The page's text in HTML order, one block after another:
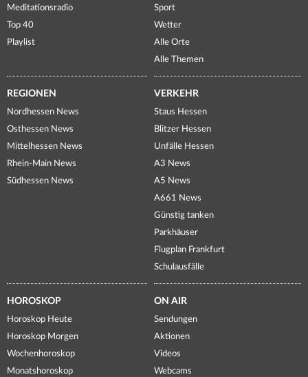
Meditationsradio
Top 40
Playlist
Sport
Wetter
Alle Orte
Alle Themen
REGIONEN
Nordhessen News
Osthessen News
Mittelhessen News
Rhein-Main News
Südhessen News
VERKEHR
Staus Hessen
Blitzer Hessen
Unfälle Hessen
A3 News
A5 News
A661 News
Günstig tanken
Parkhäuser
Flugplan Frankfurt
Schulausfälle
HOROSKOP
Horoskop Heute
Horoskop Morgen
Wochenhoroskop
Monatshoroskop
ON AIR
Sendungen
Aktionen
Videos
Webcams